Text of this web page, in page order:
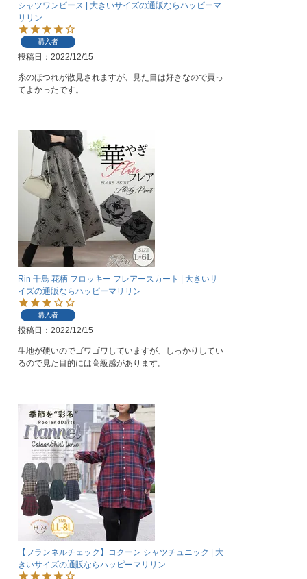
シャツワンピース | 大きいサイズの通販ならハッピーマ
リリン
購入者
投稿日 2022/12/15
糸のほつれが散見されますが、見た目は好きなので買っ
てよかったです。
Rin 千鳥 花柄 フロッキー フレアースカート | 大きいサ
イズの通販ならハッピーマリリン
購入者
投稿日 2022/12/15
生地が硬いのでゴワゴワしていますが、しっかりしてい
るので見た目的には高級感があります。
【フランネルチェック】コクーン シャツチュニック | 大
きいサイズの通販ならハッピーマリリン